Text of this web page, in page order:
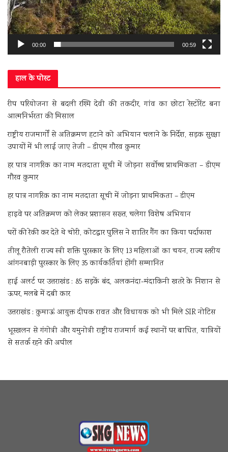
00:00 00:59
हाल के पोस्ट
रीप परियोजना से बदली रश्मि देवी की तकदीर, गांव का छोटा रेस्टोरेंट बना
आत्मनिर्भरता की मिसाल
राष्ट्रीय राजमार्गों से अतिक्रमण हटाने को अभियान चलाने के निर्देश, सड़क सुरक्षा
उपायों में भी लाई जाए तेजी – डीएम गौरव कुमार
हर पात्र नागरिक का नाम मतदाता सूची में जोड़ना सर्वोच्च प्राथमिकता – डीएम
गौरव कुमार
हर पात्र नागरिक का नाम मतदाता सूची में जोड़ना प्राथमिकता – डीएम
हाइवे पर अतिक्रमण को लेकर प्रशासन सख्त, चलेगा विशेष अभियान
घरों की रेकी कर देते थे चोरी, कोटद्वार पुलिस ने शातिर गैंग का किया पर्दाफाश
तीलू रौतेली राज्य स्त्री शक्ति पुरस्कार के लिए 13 महिलाओं का चयन, राज्य स्तरीय
आंगनबाड़ी पुरस्कार के लिए 35 कार्यकर्तियां होंगी सम्मानित
हाई अलर्ट पर उत्तराखंड : 85 सड़कें बंद, अलकनंदा-मंदाकिनी खतरे के निशान से
ऊपर, मलबे में दबी कार
उत्तराखंड : कुमाऊं आयुक्त दीपक रावत और विधायक को भी मिले SIR नोटिस
भूस्खलन से गंगोत्री और यमुनोत्री राष्ट्रीय राजमार्ग कई स्थानों पर बाधित, यात्रियों
से सतर्क रहने की अपील